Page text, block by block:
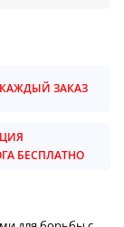
ЗАКАЗ
БЕСПЛАТНО